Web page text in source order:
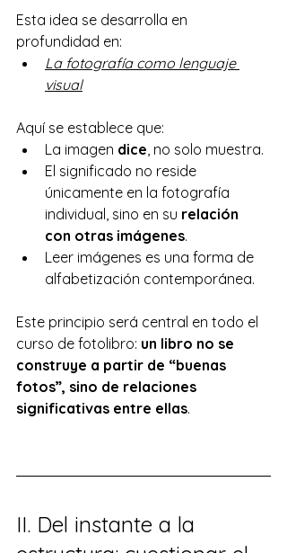
Esta idea se desarrolla en
profundidad en:
La fotografía como lenguaje
visual
Aquí se establece que:
La imagen dice, no solo muestra.
El significado no reside
únicamente en la fotografía
individual, sino en su relación
con otras imágenes.
Leer imágenes es una forma de
alfabetización contemporánea.
Este principio será central en todo el
curso de fotolibro: un libro no se
construye a partir de “buenas
fotos”, sino de relaciones
significativas entre ellas.
II. Del instante a la